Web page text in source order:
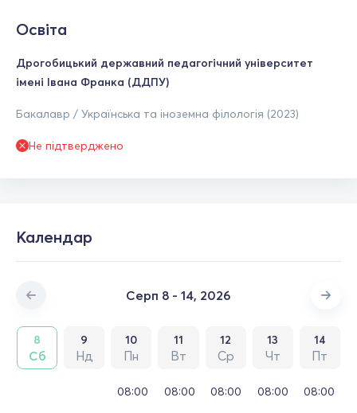
Освіта
Дрогобицький державний педагогічний університет
імені Івана Франка (ДДПУ)
Бакалавр / Українська та іноземна філологія (2023)
Не підтверджено
Календар
Серп 8 - 14, 2026
8
Сб
9
Нд
10
Пн
11
Вт
12
Ср
13
Чт
14
Пт
08:00 08:00 08:00 08:00 08:00